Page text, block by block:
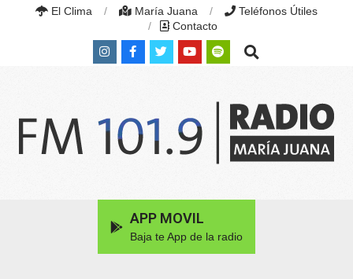
El Clima María Juana
Teléfonos Útiles
Contacto
Search
APP MOVIL
Baja te App de la radio